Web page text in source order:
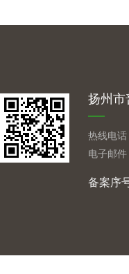
扬州市
热线电话
电子邮件
备案序